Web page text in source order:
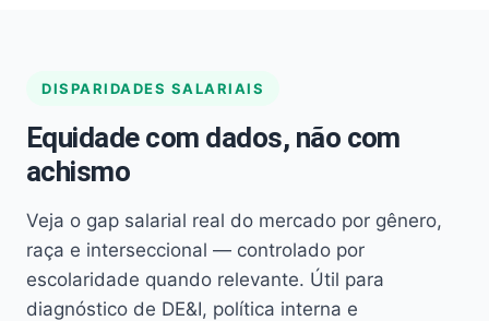
DISPARIDADES SALARIAIS
Equidade com dados, não com
achismo
Veja o gap salarial real do mercado por gênero,
raça e interseccional — controlado por
escolaridade quando relevante. Útil para
diagnóstico de DE&I, política interna e